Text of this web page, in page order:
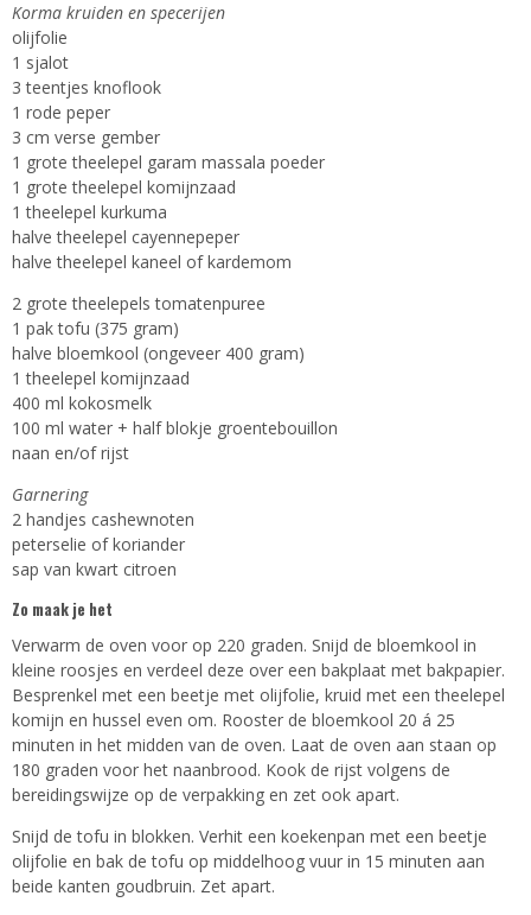
Korma kruiden en specerijen
olijfolie
1 sjalot
3 teentjes knoflook
1 rode peper
3 cm verse gember
1 grote theelepel garam massala poeder
1 grote theelepel komijnzaad
1 theelepel kurkuma
halve theelepel cayennepeper
halve theelepel kaneel of kardemom
2 grote theelepels tomatenpuree
1 pak tofu (375 gram)
halve bloemkool (ongeveer 400 gram)
1 theelepel komijnzaad
400 ml kokosmelk
100 ml water + half blokje groentebouillon
naan en/of rijst
Garnering
2 handjes cashewnoten
peterselie of koriander
sap van kwart citroen
Zo maak je het
Verwarm de oven voor op 220 graden. Snijd de bloemkool in
kleine roosjes en verdeel deze over een bakplaat met bakpapier.
Besprenkel met een beetje met olijfolie, kruid met een theelepel
komijn en hussel even om. Rooster de bloemkool 20 á 25
minuten in het midden van de oven. Laat de oven aan staan op
180 graden voor het naanbrood. Kook de rijst volgens de
bereidingswijze op de verpakking en zet ook apart.
Snijd de tofu in blokken. Verhit een koekenpan met een beetje
olijfolie en bak de tofu op middelhoog vuur in 15 minuten aan
beide kanten goudbruin. Zet apart.